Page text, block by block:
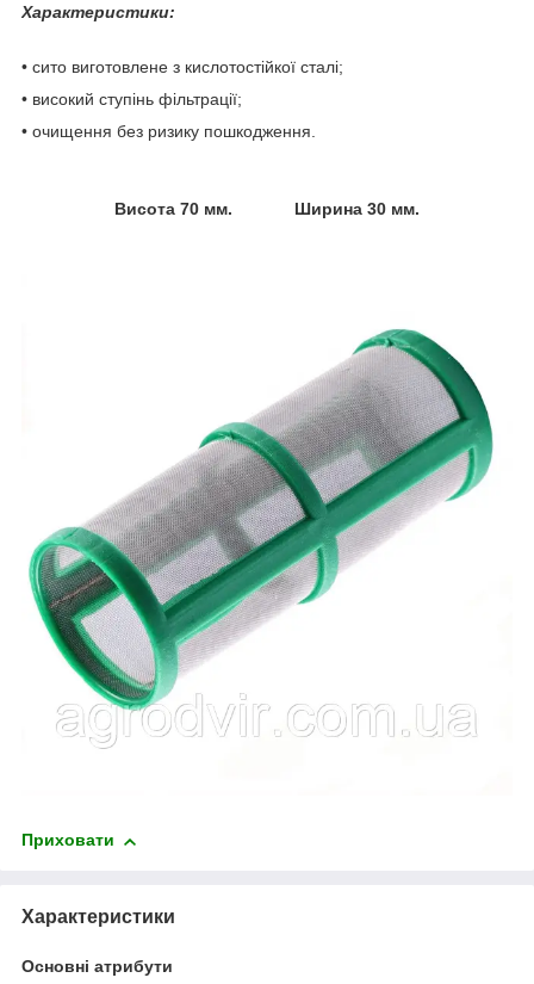
Характеристики:
• сито виготовлене з кислотостійкої сталі;
• високий ступінь фільтрації;
• очищення без ризику пошкодження.
Висота 70 мм. Ширина 30 мм.
Приховати
Характеристики
Основні атрибути